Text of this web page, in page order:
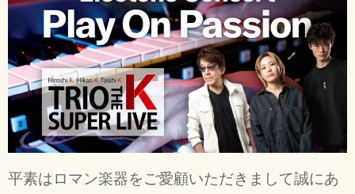
平素はロマン楽器をご愛顧いただきまして誠にあ